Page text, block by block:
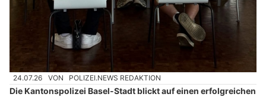
24.07.26 VON POLIZEI.NEWS REDAKTION
Die Kantonspolizei Basel-Stadt blickt auf einen erfolgreichen